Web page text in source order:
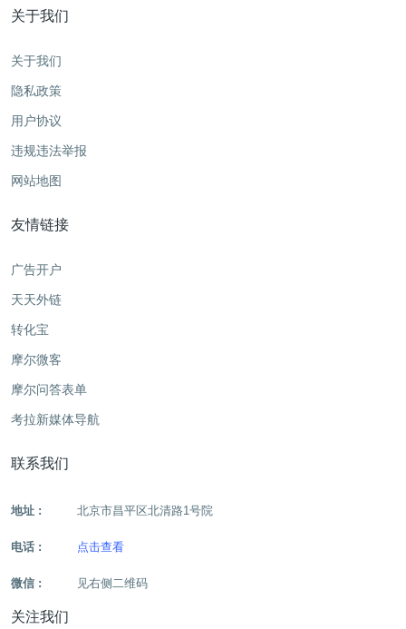
关于我们
关于我们
隐私政策
用户协议
违规违法举报
网站地图
友情链接
广告开户
天天外链
转化宝
摩尔微客
摩尔问答表单
考拉新媒体导航
联系我们
地址 : 北京市昌平区北清路1号院
电话 : 点击查看
微信 : 见右侧二维码
关注我们